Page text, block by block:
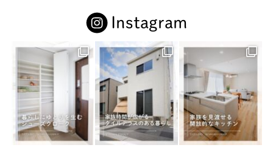
Instagram